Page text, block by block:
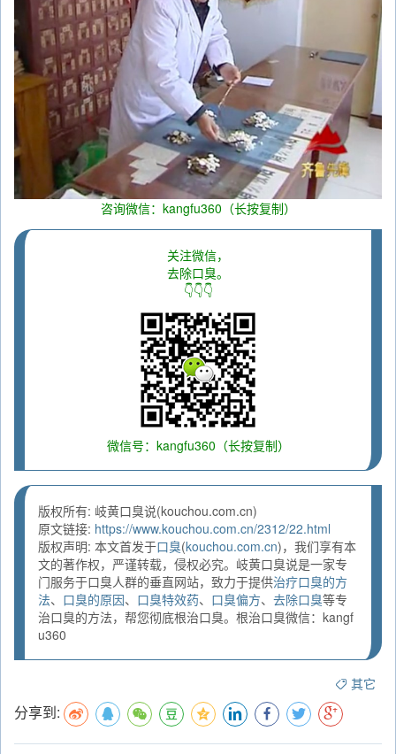
咨询微信：kangfu360（长按复制）
关注微信，
去除口臭。
👇👇👇
微信号：kangfu360（长按复制）
版权所有: 岐黄口臭说(kouchou.com.cn)
原文链接: https://www.kouchou.com.cn/2312/22.html
版权声明: 本文首发于口臭(kouchou.com.cn)，我们享有本
文的著作权，严谨转载，侵权必究。岐黄口臭说是一家专
门服务于口臭人群的垂直网站，致力于提供治疗口臭的方
法、 口臭的原因、 口臭特效药、 口臭偏方、 去除口臭等专
治口臭的方法，帮您彻底根治口臭。根治口臭微信：kangf
u360
其它
分享到: